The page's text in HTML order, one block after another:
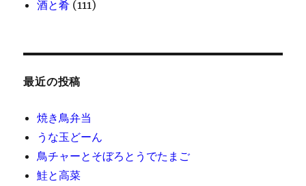
酒と肴 (111)
最近の投稿
焼き鳥弁当
うな玉どーん
鳥チャーとそぼろとうでたまご
鮭と高菜